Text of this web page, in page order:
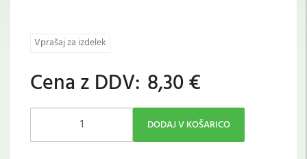
Vprašaj za izdelek
Cena z DDV: 8,30 €
DODAJ V KOŠARICO